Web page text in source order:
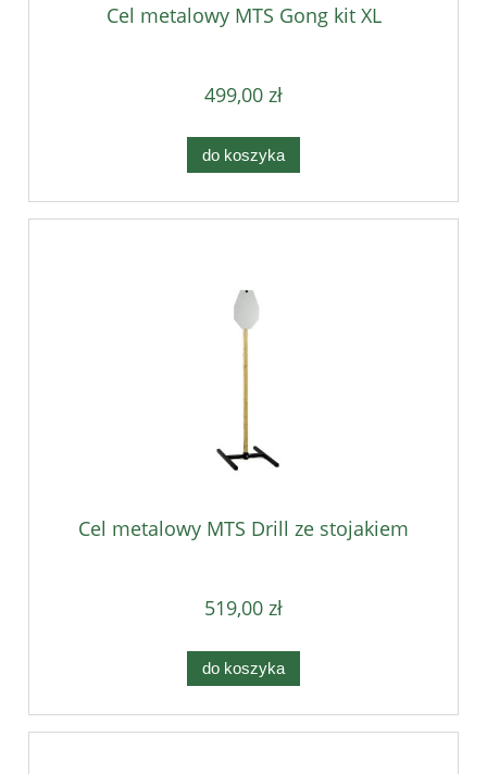
Cel metalowy MTS Gong kit XL
499,00 zł
do koszyka
Cel metalowy MTS Drill ze stojakiem
519,00 zł
do koszyka